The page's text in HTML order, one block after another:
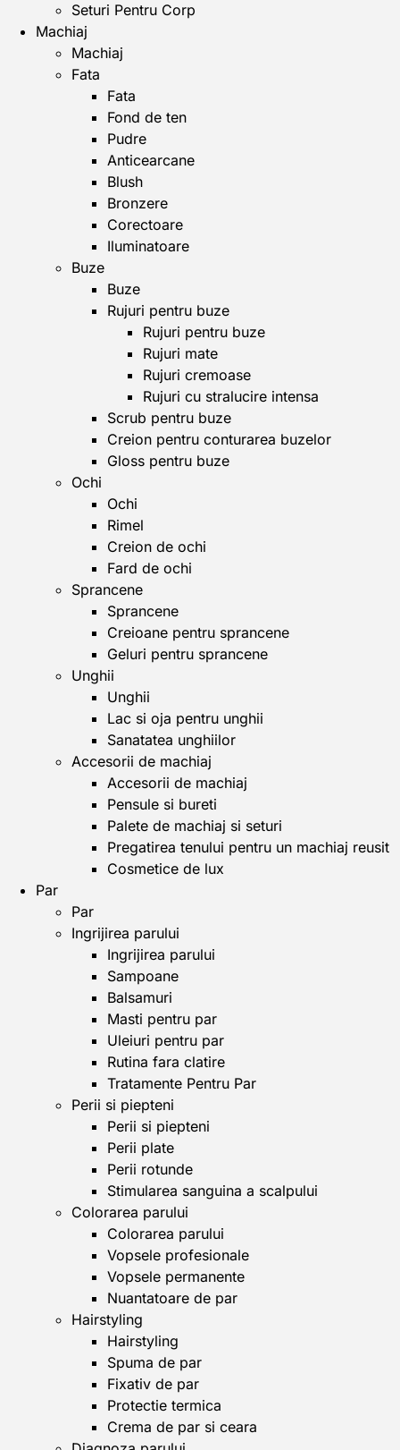
Seturi Pentru Corp
Machiaj
Machiaj
Fata
Fata
Fond de ten
Pudre
Anticearcane
Blush
Bronzere
Corectoare
Iluminatoare
Buze
Buze
Rujuri pentru buze
Rujuri pentru buze
Rujuri mate
Rujuri cremoase
Rujuri cu stralucire intensa
Scrub pentru buze
Creion pentru conturarea buzelor
Gloss pentru buze
Ochi
Ochi
Rimel
Creion de ochi
Fard de ochi
Sprancene
Sprancene
Creioane pentru sprancene
Geluri pentru sprancene
Unghii
Unghii
Lac si oja pentru unghii
Sanatatea unghiilor
Accesorii de machiaj
Accesorii de machiaj
Pensule si bureti
Palete de machiaj si seturi
Pregatirea tenului pentru un machiaj reusit
Cosmetice de lux
Par
Par
Ingrijirea parului
Ingrijirea parului
Sampoane
Balsamuri
Masti pentru par
Uleiuri pentru par
Rutina fara clatire
Tratamente Pentru Par
Perii si piepteni
Perii si piepteni
Perii plate
Perii rotunde
Stimularea sanguina a scalpului
Colorarea parului
Colorarea parului
Vopsele profesionale
Vopsele permanente
Nuantatoare de par
Hairstyling
Hairstyling
Spuma de par
Fixativ de par
Protectie termica
Crema de par si ceara